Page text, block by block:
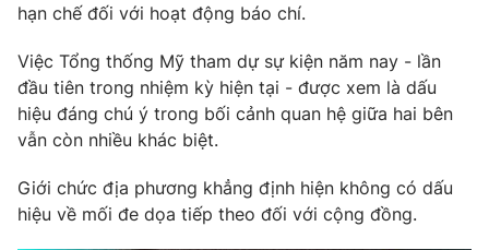
hạn chế đối với hoạt động báo chí.
Việc Tổng thống Mỹ tham dự sự kiện năm nay - lần
đầu tiên trong nhiệm kỳ hiện tại - được xem là dấu
hiệu đáng chú ý trong bối cảnh quan hệ giữa hai bên
vẫn còn nhiều khác biệt.
Giới chức địa phương khẳng định hiện không có dấu
hiệu về mối đe dọa tiếp theo đối với cộng đồng.